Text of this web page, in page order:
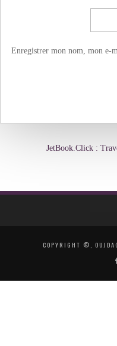
Enregistrer mon nom, mon e-
JetBook.Click :
COPYRIGHT ©,